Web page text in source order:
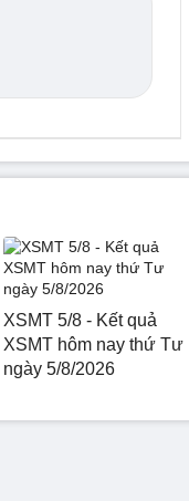
XSMT 5/8 - Kết quả
XSMT hôm nay thứ Tư
ngày 5/8/2026